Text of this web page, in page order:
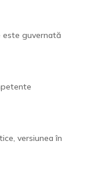
este guvernată
versiunea în